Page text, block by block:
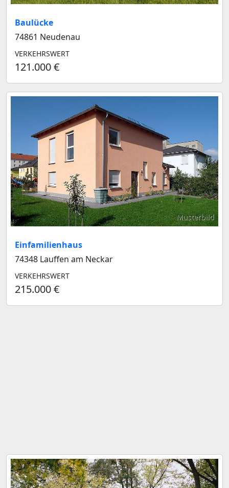
Baulücke
74861 Neudenau
VERKEHRSWERT
121.000 €
Musterbild
Einfamilienhaus
74348 Lauffen am Neckar
VERKEHRSWERT
215.000 €